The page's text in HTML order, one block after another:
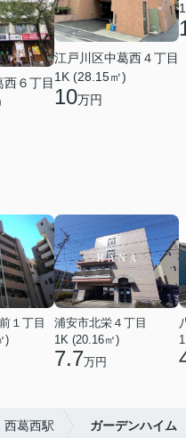
６丁目
江戸川区中葛西４丁目
1K (28.15㎡)
10万円
１丁目
)
浦安市北栄４丁目
1K (20.16㎡)
7.7万円
西葛西駅 ガーデンハイム